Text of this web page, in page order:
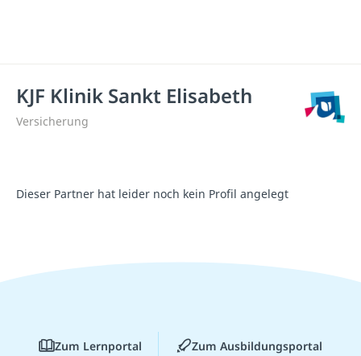
KJF Klinik Sankt Elisabeth
Versicherung
Dieser Partner hat leider noch kein Profil angelegt
Zum Lernportal Zum Ausbildungsportal